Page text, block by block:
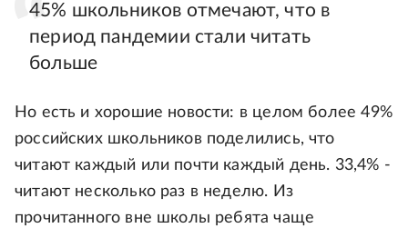
45% школьников отмечают, что в
период пандемии стали читать
больше
Но есть и хорошие новости: в целом более 49%
российских школьников поделились, что
читают каждый или почти каждый день. 33,4% -
читают несколько раз в неделю. Из
прочитанного вне школы ребята чаще